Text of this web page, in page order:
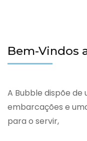
Bem-Vindos
A Bubble dispõe de
embarcações e
para o servir,